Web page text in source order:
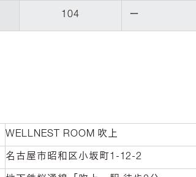
104 ー
WELLNEST ROOM 吹上
名古屋市昭和区小坂町1-12-2